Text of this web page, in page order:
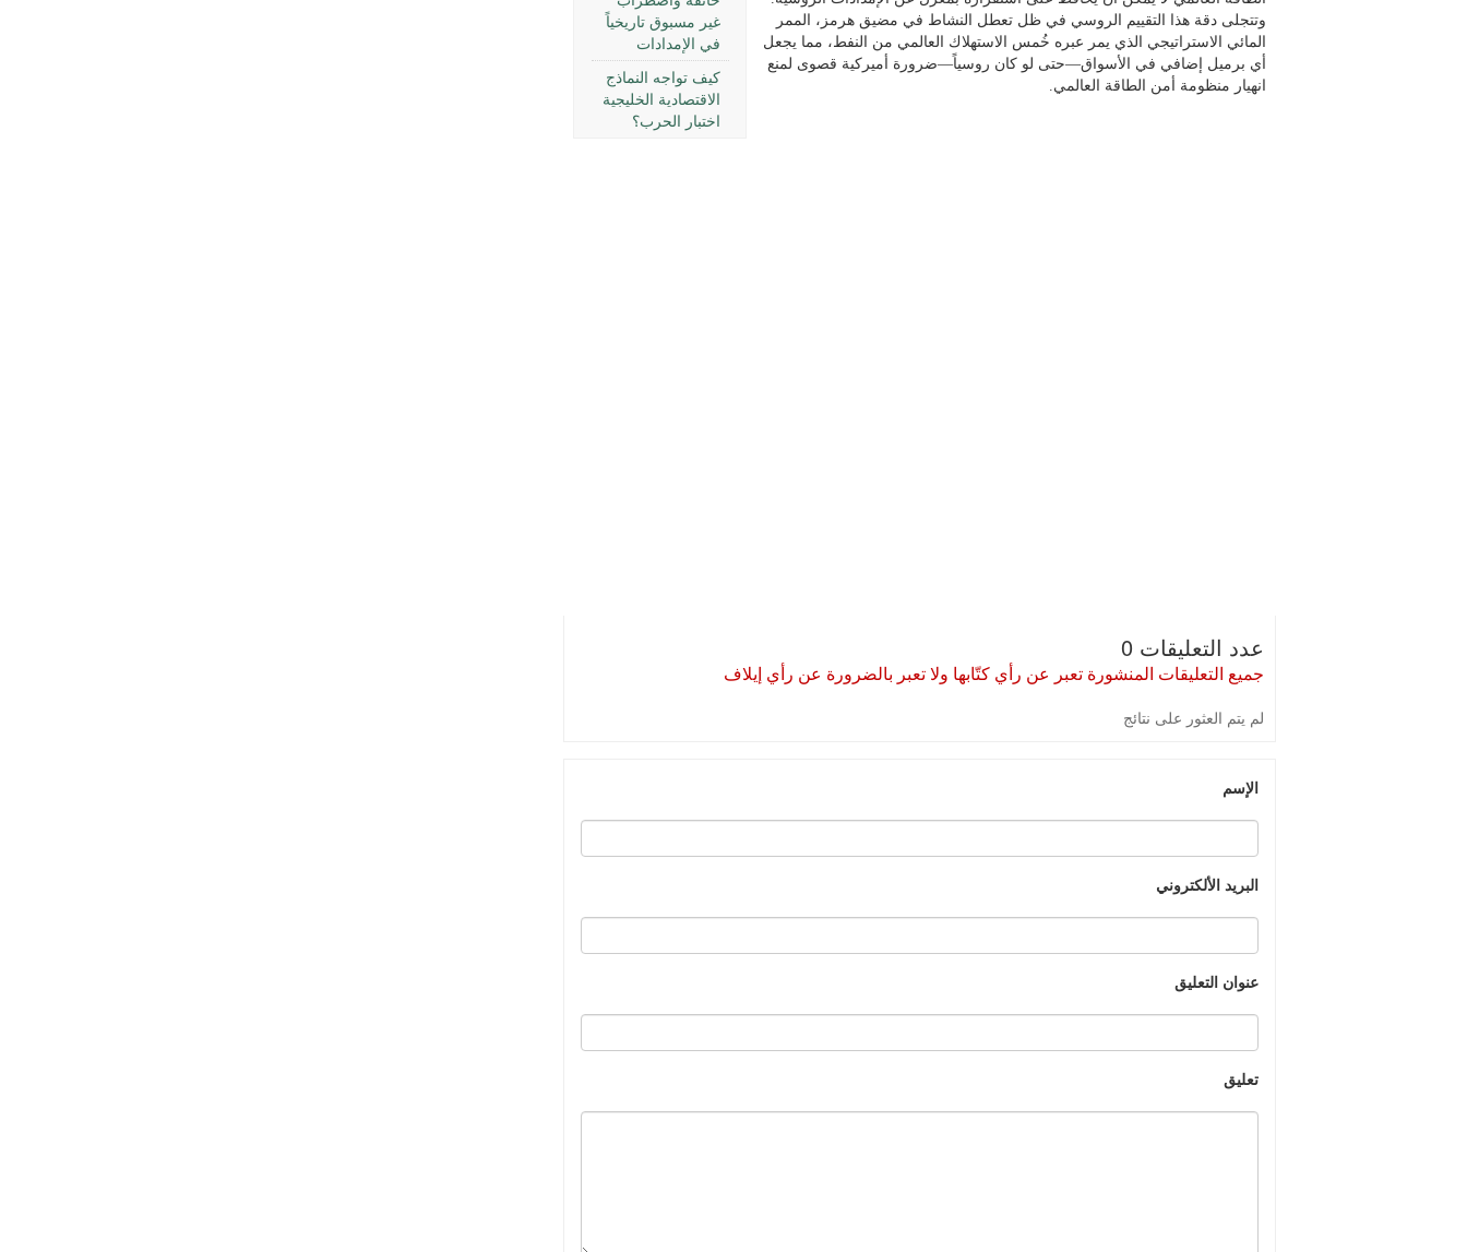
غير مسبوق تاريخياً
في الإمدادات
كيف تواجه النماذج
الاقتصادية الخليجية
اختبار الحرب؟
وتتجلى دقة هذا التقييم الروسي في ظل تعطل النشاط في مضيق هرمز، الممر
المائي الاستراتيجي الذي يمر عبره خُمس الاستهلاك العالمي من النفط، مما يجعل
أي برميل إضافي في الأسواق—حتى لو كان روسياً—ضرورة أميركية قصوى لمنع
انهيار منظومة أمن الطاقة العالمي.
عدد التعليقات 0
جميع التعليقات المنشورة تعبر عن رأي كتّابها ولا تعبر بالضرورة عن رأي إيلاف
لم يتم العثور على نتائج
الإسم
البريد الألكتروني
عنوان التعليق
تعليق